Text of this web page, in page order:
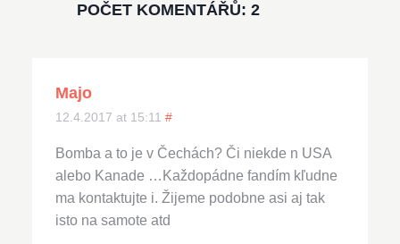
POČET KOMENTÁŘŮ: 2
Majo
12.4.2017 at 15:11 #
Bomba a to je v Čechách? Či niekde n USA
alebo Kanade …Každopádne fandím kľudne
ma kontaktujte i. Žijeme podobne asi aj tak
isto na samote atd